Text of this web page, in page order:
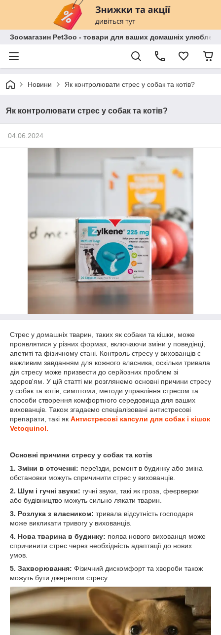
Зоомагазин PetЗoo - товари для ваших домашніх
Новини Як контролювати стрес у собак та котів?
Як контролювати стрес у собак та котів?
04.06.2024
Стрес у домашніх тварин, таких як собаки та кішки, може
проявлятися у різних формах, включаючи зміни у поведінці,
апетиті та фізичному стані. Контроль стресу у вихованців є
важливим завданням для кожного власника, оскільки тривала
дія стресу може призвести до серйозних проблем зі
здоров'ям. У цій статті ми розглянемо основні причини стресу
у собак та котів, симптоми, методи управління стресом та
способи створення комфортного середовища для ваших
вихованців. Також згадаємо спеціалізовані антистресові
препарати, такі як Антистресові капсули для собак і кішок
Vetoquinol.
Основні причини стресу у собак та котів
1. Зміни в оточенні: переїзди, ремонт в будинку або зміна
обстановки можуть спричинити стрес у вихованців.
2. Шум і гучні звуки: гучні звуки, такі як гроза, феєрверки
або будівництво можуть сильно лякати тварин.
3. Розлука з власником: тривала відсутність господаря
може викликати тривогу у вихованців.
4. Нова тварина в будинку: поява нового вихованця може
спричинити стрес через необхідність адаптації до нових
умов.
5. Захворювання: Фізичний дискомфорт та хвороби також
можуть бути джерелом стресу.